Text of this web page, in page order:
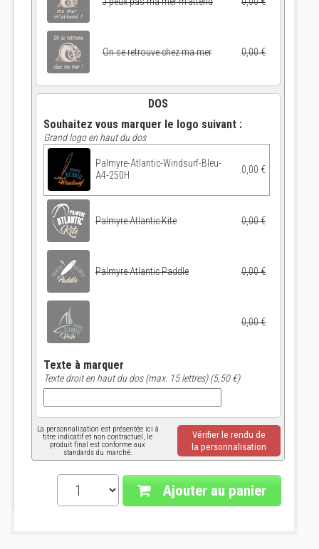
On se retrouve chez ma mer 0,00 €
DOS
Souhaitez vous marquer le logo suivant :
Grand logo en haut du dos
Palmyre-Atlantic-Windsurf-Bleu-
A4-250H
0,00 €
Palmyre Atlantic Kite 0,00 €
Palmyre Atlantic Paddle 0,00 €
0,00 €
Texte à marquer
Texte droit en haut du dos (max. 15 lettres) (5,50 €)
La personnalisation est présentée ici à
titre indicatif et non contractuel, le
produit final est conforme aux
standards du marché.
Vérifier le rendu de
la personnalisation
Ajouter au panier